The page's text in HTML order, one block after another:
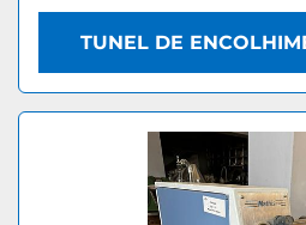
TUNEL DE